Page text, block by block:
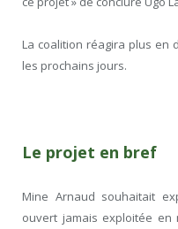
La coalition réagira plus en
les prochains jours.
Le projet en bref
Mine Arnaud souhaitait
ouvert jamais exploitée en